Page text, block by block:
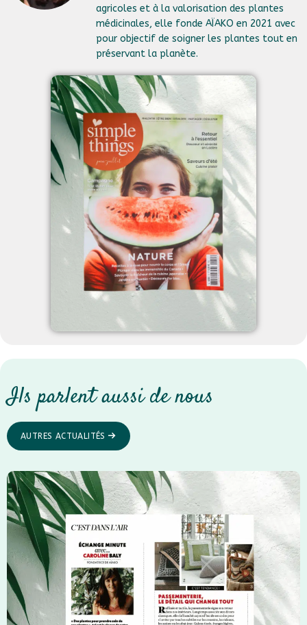
agricoles et à la valorisation des plantes
médicinales, elle fonde AÏAKO en 2021 avec
pour objectif de soigner les plantes tout en
préservant la planète.
Ils parlent aussi de nous
AUTRES ACTUALITÉS